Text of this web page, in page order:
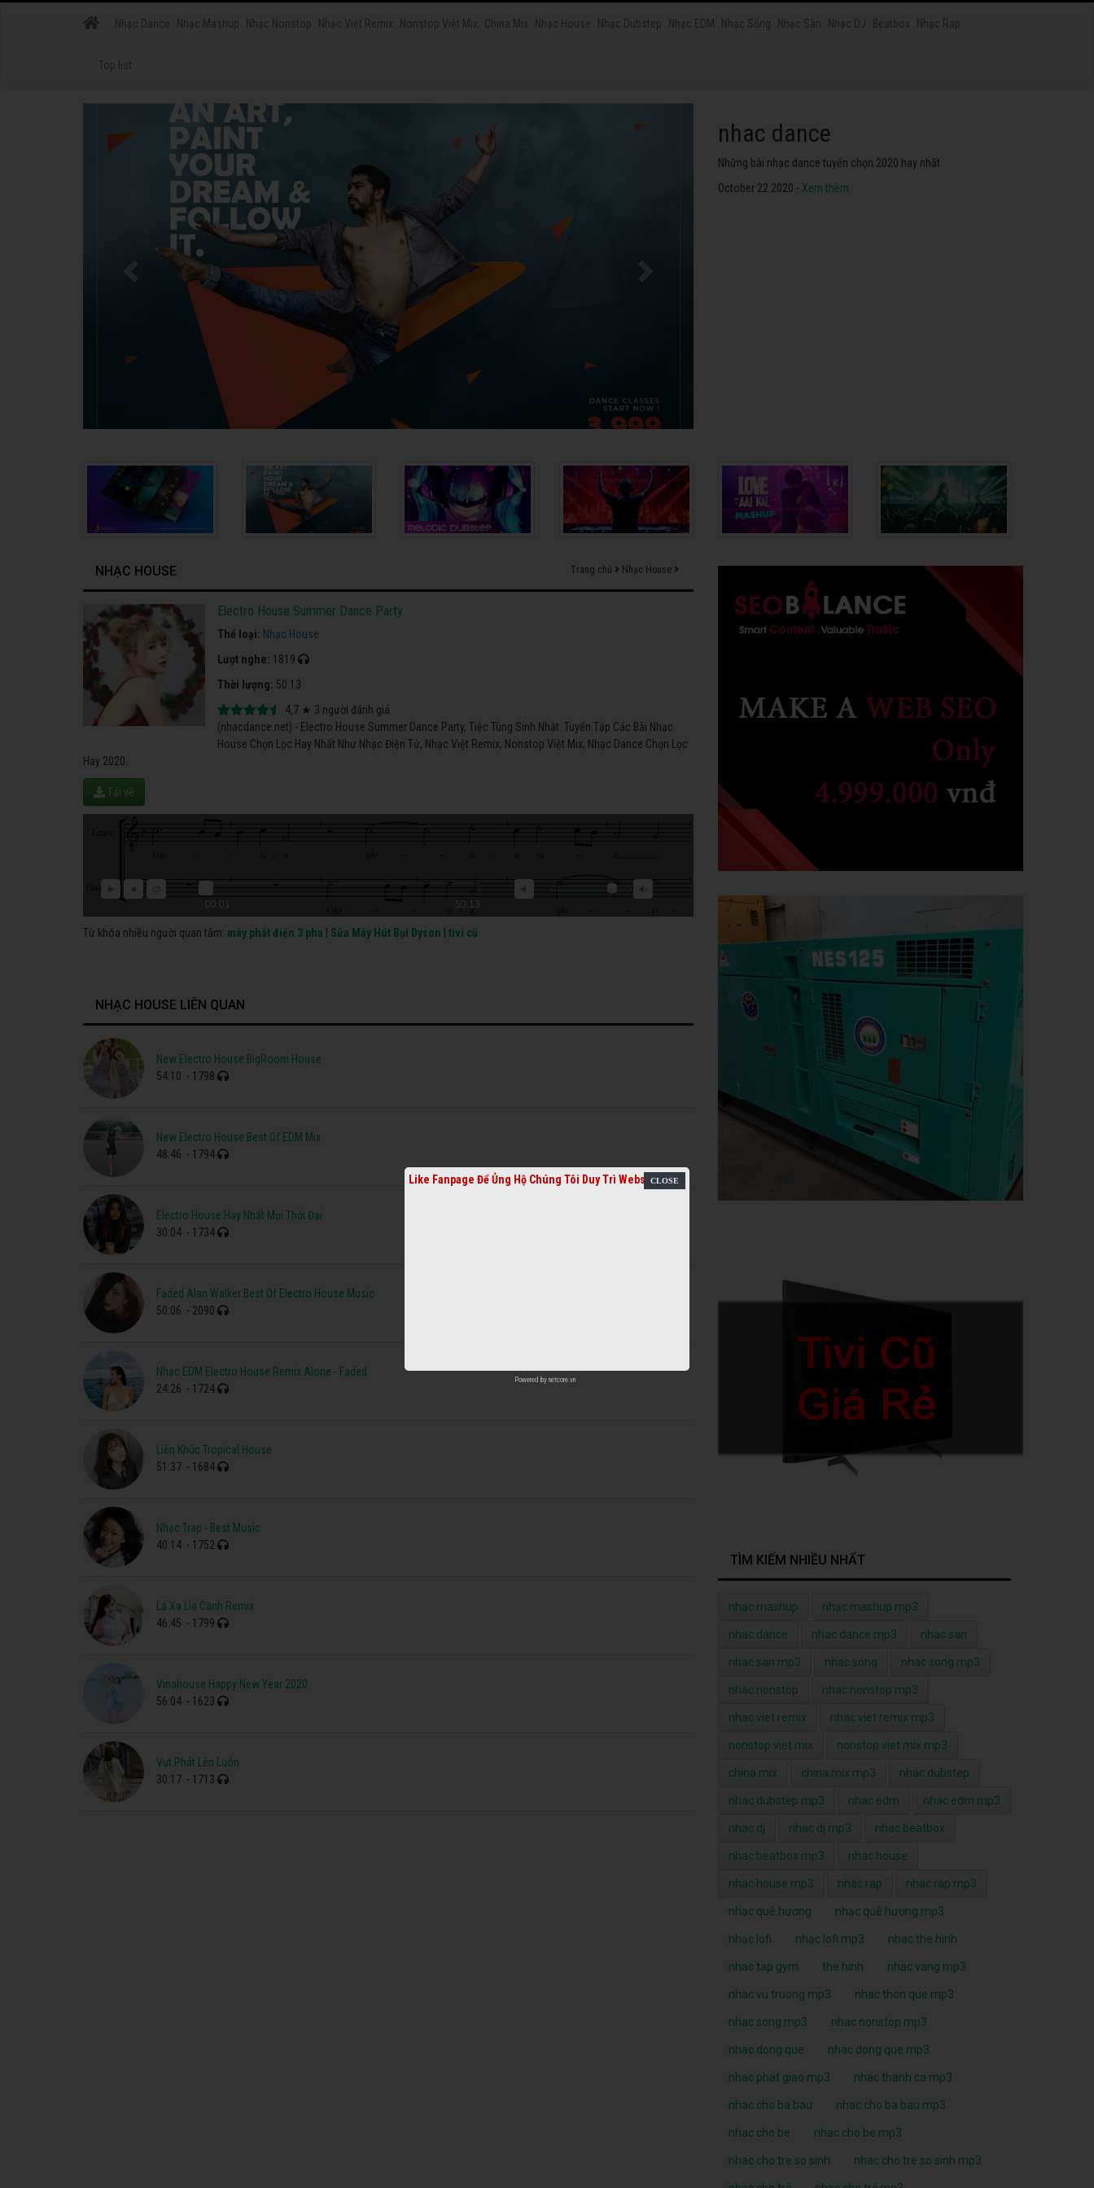
Nhạc Dance Nhạc Mashup Nhạc Nonstop Nhạc Việt Remix Nonstop Việt Mix China Mix Nhạc House Nhạc Dubstep Nhạc EDM Nhạc Sống Nhạc Sàn Nhạc DJ Beatbox Nhạc Rap
Top list
nhac dance
Những bài nhạc dance tuyển chọn 2020 hay nhất.
October 22 2020 - Xem thêm
NHẠC HOUSE Trang chủ Nhạc House
Electro House Summer Dance Party
Thể loại: Nhạc House
Lượt nghe: 1819
Thời lượng: 50:13
4,7 ★ 3 người đánh giá
(nhacdance.net) - Electro House Summer Dance Party, Tiệc Tùng Sinh Nhật. Tuyển Tập Các Bài Nhạc
House Chọn Lọc Hay Nhất Như Nhạc Điện Tử, Nhạc Việt Remix, Nonstop Việt Mix, Nhạc Dance Chọn Lọc
Hay 2020.
Tải về
00:01 50:13
Từ khóa nhiều người quan tâm: máy phát điện 3 pha Sửa Máy Hút Bụi Dyson tivi cũ
NHẠC HOUSE LIÊN QUAN
New Electro House BigRoom House
54:10 - 1798
New Electro House Best Of EDM Mix
48:46 - 1794
Electro House Hay Nhất Mọi Thời Đại
30:04 - 1734
Faded Alan Walker Best Of Electro House Music
50:06 - 2090
Nhạc EDM Electro House Remix Alone - Faded
24:26 - 1724
Liên Khúc Tropical House
51:37 - 1684
Nhạc Trap - Best Music
40:14 - 1752
Lá Xa Lìa Cành Remix
46:45 - 1799
Vinahouse Happy New Year 2020
56:04 - 1623
Vụt Phát Lên Luôn
30:17 - 1713
TÌM KIẾM NHIỀU NHẤT
nhạc mashup nhạc mashup mp3
nhac dance nhac dance mp3 nhac san
nhac san mp3 nhac song nhac song mp3
nhac nonstop nhac nonstop mp3
nhac viet remix nhac viet remix mp3
nonstop viet mix nonstop viet mix mp3
china mix china mix mp3 nhac dubstep
nhac dubstep mp3 nhac edm nhac edm mp3
nhac dj nhac dj mp3 nhac beatbox
nhac beatbox mp3 nhac house
nhac house mp3 nhac rap nhac rap mp3
nhạc quê hương nhạc quê hương mp3
nhạc lofi nhạc lofi mp3 nhac the hinh
nhac tap gym the hinh nhac vang mp3
nhac vu truong mp3 nhac thon que mp3
nhac song mp3 nhac nonstop mp3
nhac dong que nhac dong que mp3
nhac phat giao mp3 nhac thanh ca mp3
nhac cho ba bau nhac cho ba bau mp3
nhac cho be nhac cho be mp3
nhac cho tre so sinh nhac cho tre so sinh mp3
Like Fanpage Để Ủng Hộ Chúng Tôi Duy Trì Website
Powered by netcore.vn